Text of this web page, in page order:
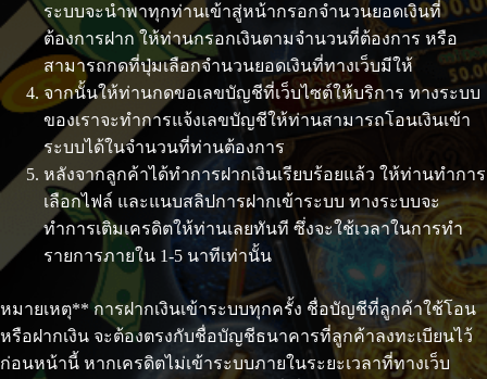
ระบบจะนำพาทุกท่านเข้าสู่หน้ากรอกจำนวนยอดเงินที่
ต้องการฝาก ให้ท่านกรอกเงินตามจำนวนที่ต้องการ หรือ
สามารถกดที่ปุ่มเลือกจำนวนยอดเงินที่ทางเว็บมีให้
จากนั้นให้ท่านกดขอเลขบัญชีที่เว็บไซต์ให้บริการ ทางระบบ
ของเราจะทำการแจ้งเลขบัญชีให้ท่านสามารถโอนเงินเข้า
ระบบได้ในจำนวนที่ท่านต้องการ
หลังจากลูกค้าได้ทำการฝากเงินเรียบร้อยแล้ว ให้ท่านทำการ
เลือกไฟล์ และแนบสลิปการฝากเข้าระบบ ทางระบบจะ
ทำการเติมเครดิตให้ท่านเลยทันที ซึ่งจะใช้เวลาในการทำ
รายการภายใน 1-5 นาทีเท่านั้น
หมายเหตุ** การฝากเงินเข้าระบบทุกครั้ง ชื่อบัญชีที่ลูกค้าใช้โอน
หรือฝากเงิน จะต้องตรงกับชื่อบัญชีธนาคารที่ลูกค้าลงทะเบียนไว้
ก่อนหน้านี้ หากเครดิตไม่เข้าระบบภายในระยะเวลาที่ทางเว็บ